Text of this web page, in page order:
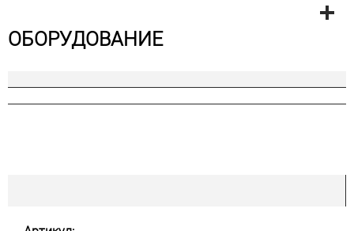
ОБОРУДОВАНИЕ